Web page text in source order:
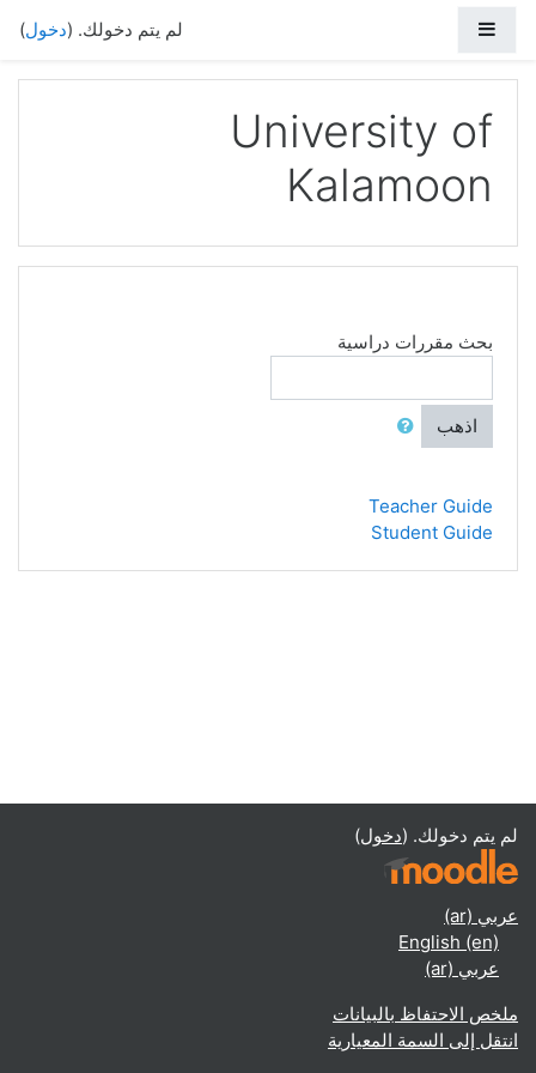
لم يتم دخولك. (دخول)
University of
Kalamoon
بحث مقررات دراسية
اذهب
Teacher Guide
Student Guide
لم يتم دخولك. (دخول)
عربي ‎(ar)‎
English ‎(en)‎
عربي ‎(ar)‎
ملخص الاحتفاظ بالبيانات
انتقل إلى السمة المعيارية